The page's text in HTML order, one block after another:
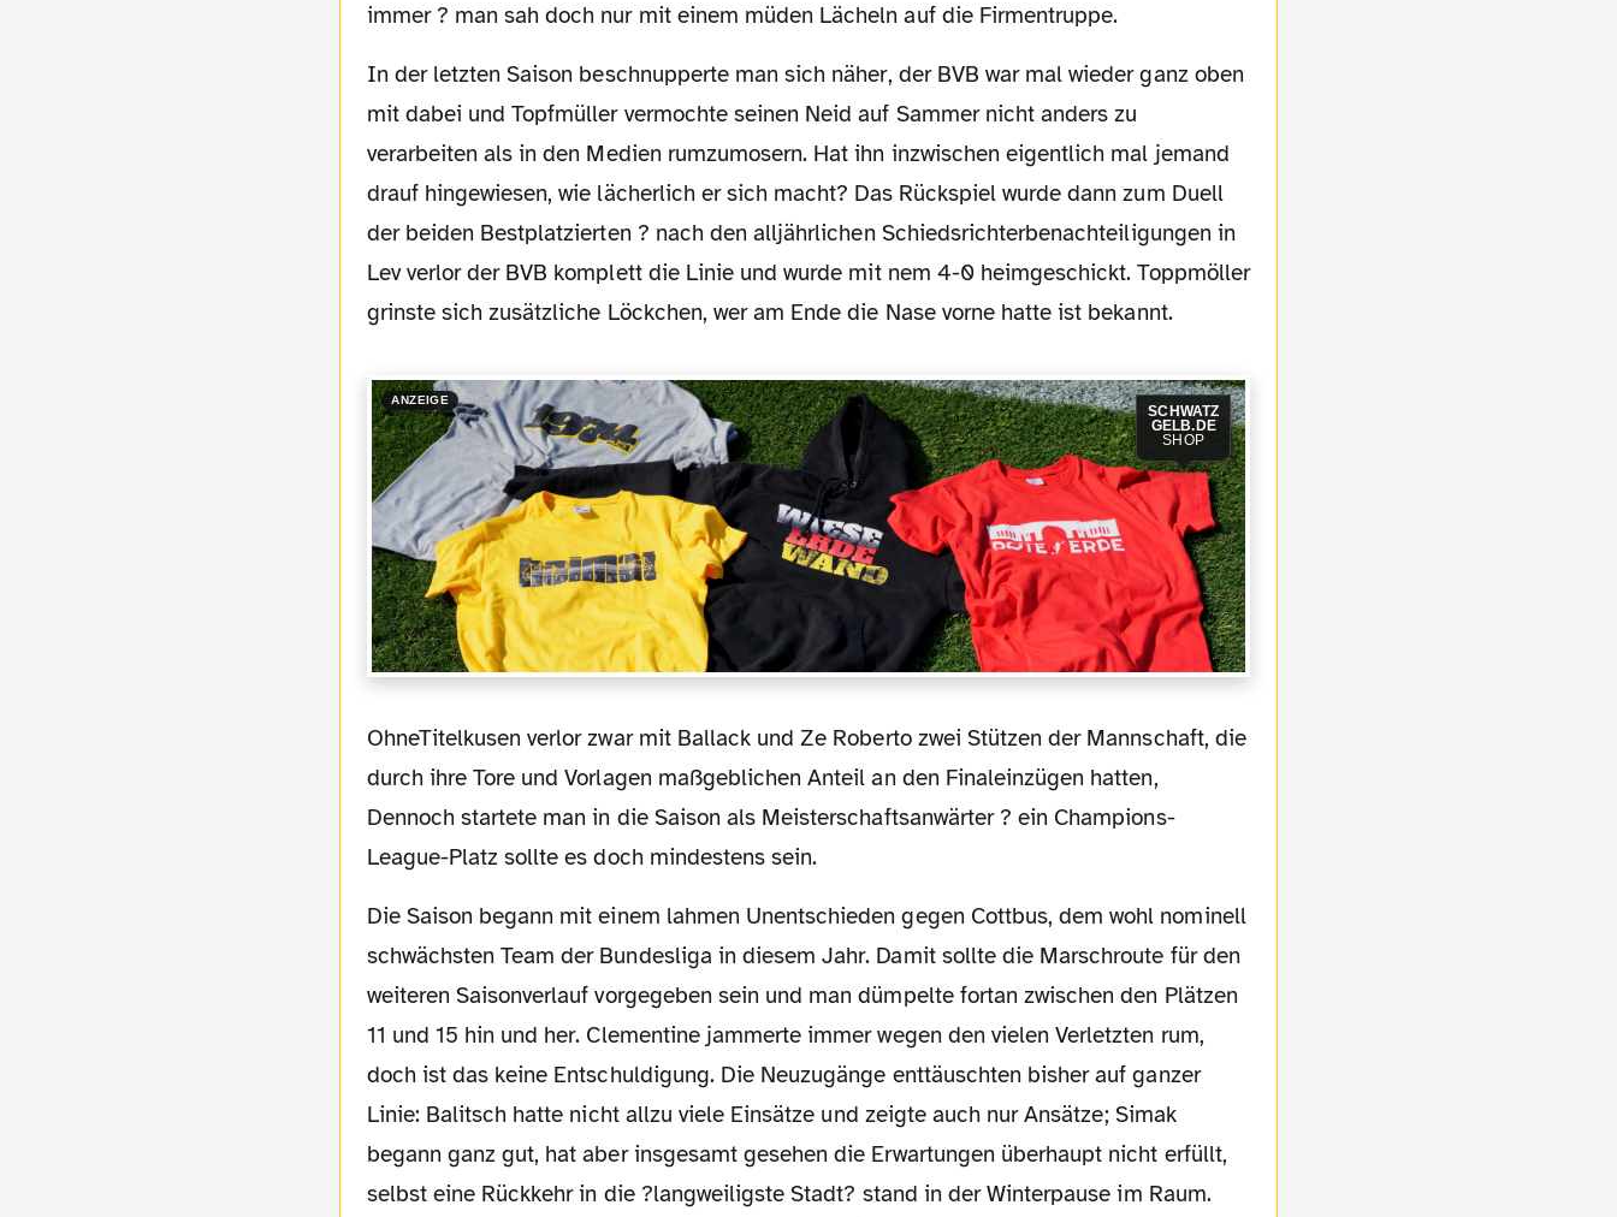
immer ? man sah doch nur mit einem müden Lächeln auf die Firmentruppe.
In der letzten Saison beschnupperte man sich näher, der BVB war mal wieder ganz oben
mit dabei und Topfmüller vermochte seinen Neid auf Sammer nicht anders zu
verarbeiten als in den Medien rumzumosern. Hat ihn inzwischen eigentlich mal jemand
drauf hingewiesen, wie lächerlich er sich macht? Das Rückspiel wurde dann zum Duell
der beiden Bestplatzierten ? nach den alljährlichen Schiedsrichterbenachteiligungen in
Lev verlor der BVB komplett die Linie und wurde mit nem 4-0 heimgeschickt. Toppmöller
grinste sich zusätzliche Löckchen, wer am Ende die Nase vorne hatte ist bekannt.
ANZEIGE
SCHWATZ
GELB.DE
SHOP
OhneTitelkusen verlor zwar mit Ballack und Ze Roberto zwei Stützen der Mannschaft, die
durch ihre Tore und Vorlagen maßgeblichen Anteil an den Finaleinzügen hatten,
Dennoch startete man in die Saison als Meisterschaftsanwärter ? ein Champions-
League-Platz sollte es doch mindestens sein.
Die Saison begann mit einem lahmen Unentschieden gegen Cottbus, dem wohl nominell
schwächsten Team der Bundesliga in diesem Jahr. Damit sollte die Marschroute für den
weiteren Saisonverlauf vorgegeben sein und man dümpelte fortan zwischen den Plätzen
11 und 15 hin und her. Clementine jammerte immer wegen den vielen Verletzten rum,
doch ist das keine Entschuldigung. Die Neuzugänge enttäuschten bisher auf ganzer
Linie: Balitsch hatte nicht allzu viele Einsätze und zeigte auch nur Ansätze; Simak
begann ganz gut, hat aber insgesamt gesehen die Erwartungen überhaupt nicht erfüllt,
selbst eine Rückkehr in die ?langweiligste Stadt? stand in der Winterpause im Raum.